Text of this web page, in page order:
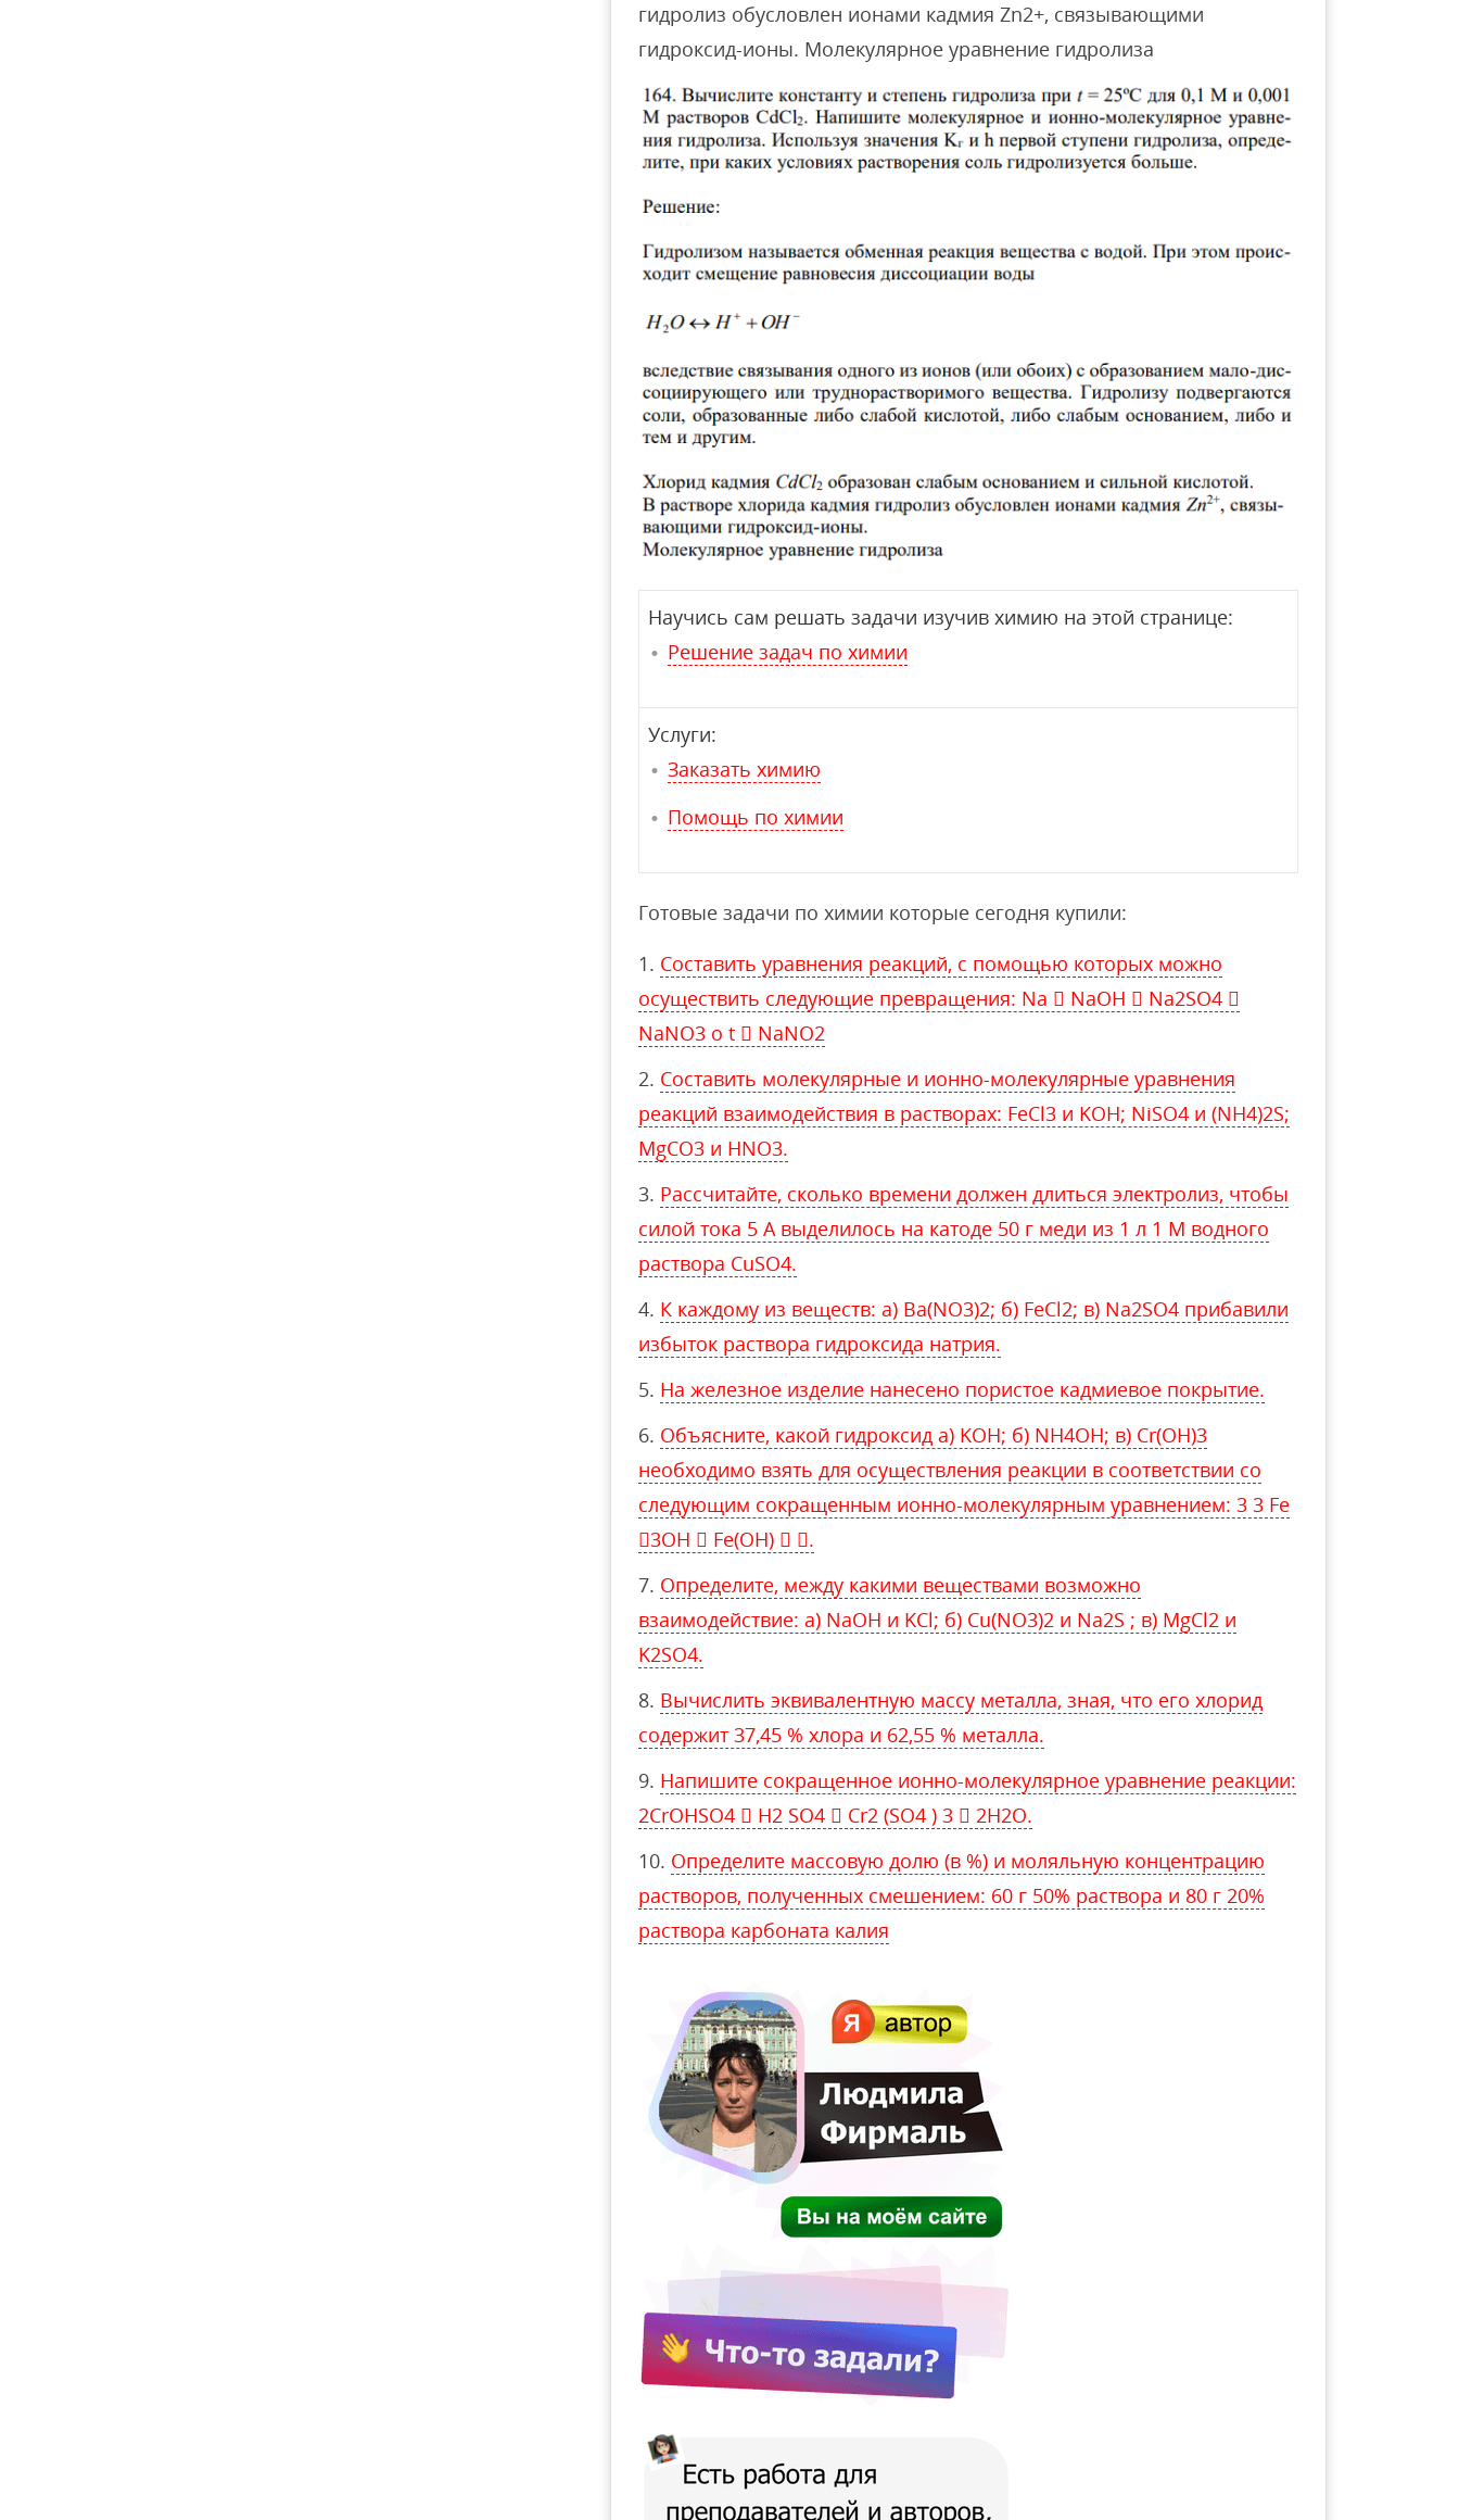
гидролиз обусловлен ионами кадмия Zn2+, связывающими
гидроксид-ионы. Молекулярное уравнение гидролиза
Научись сам решать задачи изучив химию на этой странице:
Решение задач по химии
Услуги:
Заказать химию
Помощь по химии
Готовые задачи по химии которые сегодня купили:
Составить уравнения реакций, с помощью которых можно
осуществить следующие превращения: Na  NaOH  Na2SO4 
NaNO3 o t  NaNO2
Составить молекулярные и ионно-молекулярные уравнения
реакций взаимодействия в растворах: FeCl3 и KOH; NiSO4 и (NH4)2S;
MgCO3 и HNO3.
Рассчитайте, сколько времени должен длиться электролиз, чтобы
силой тока 5 А выделилось на катоде 50 г меди из 1 л 1 М водного
раствора CuSO4.
К каждому из веществ: а) Ba(NO3)2; б) FeCl2; в) Na2SO4 прибавили
избыток раствора гидроксида натрия.
На железное изделие нанесено пористое кадмиевое покрытие.
Объясните, какой гидроксид а) KOH; б) NH4OH; в) Cr(OH)3
необходимо взять для осуществления реакции в соответствии со
следующим сокращенным ионно-молекулярным уравнением: 3 3 Fe
3OH  Fe(OH)  .
Определите, между какими веществами возможно
взаимодействие: а) NaOH и KCl; б) Cu(NO3)2 и Na2S ; в) MgCl2 и
K2SO4.
Вычислить эквивалентную массу металла, зная, что его хлорид
содержит 37,45 % хлора и 62,55 % металла.
Напишите сокращенное ионно-молекулярное уравнение реакции:
2CrOHSO4  H2 SO4  Cr2 (SO4 ) 3  2H2O.
Определите массовую долю (в %) и моляльную концентрацию
растворов, полученных смешением: 60 г 50% раствора и 80 г 20%
раствора карбоната калия